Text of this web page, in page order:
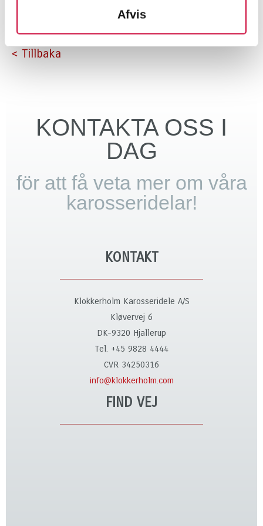
Afvis
< Tillbaka
KONTAKTA OSS I
DAG
för att få veta mer om våra
karosseridelar!
KONTAKT
Klokkerholm Karosseridele A/S
Kløvervej 6
DK-9320 Hjallerup
Tel. +45 9828 4444
CVR 34250316
info@klokkerholm.com
FIND VEJ